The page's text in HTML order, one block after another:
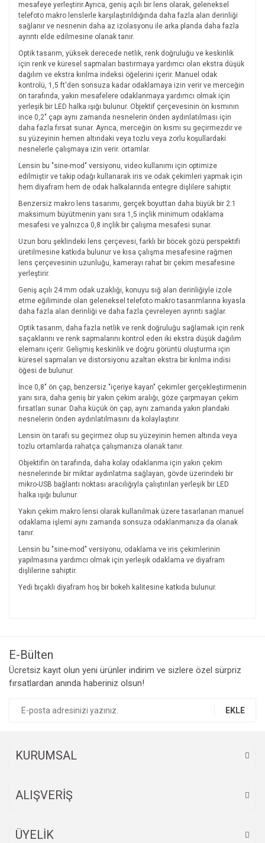
mesafeye yerleştirir.Ayrıca, geniş açılı bir lens olarak, geleneksel
telefoto makro lenslerle karşılaştırıldığında daha fazla alan derinliği
sağlanır ve nesnenin daha az izolasyonu ile arka planda daha fazla
ayrıntı elde edilmesine olanak tanır.
Optik tasarım, yüksek derecede netlik, renk doğruluğu ve keskinlik
için renk ve küresel sapmaları bastırmaya yardımcı olan ekstra düşük
dağılım ve ekstra kırılma indeksi öğelerini içerir. Manuel odak
kontrolü, 1,5 ft'den sonsuza kadar odaklamaya izin verir ve merceğin
ön tarafında, yakın mesafelere odaklanmaya yardımcı olmak için
yerleşik bir LED halka ışığı bulunur. Objektif çerçevesinin ön kısmının
ince 0,2" çapı aynı zamanda nesnelerin önden aydınlatılması için
daha fazla fırsat sunar. Ayrıca, merceğin ön kısmı su geçirmezdir ve
su yüzeyinin hemen altındaki veya tozlu veya zorlu koşullardaki
nesnelerle çalışmaya izin verir. ortamlar.
Lensin bu "sine-mod" versiyonu, video kullanımı için optimize
edilmiştir ve takip odağı kullanarak iris ve odak çekimleri yapmak için
hem diyafram hem de odak halkalarında entegre dişlilere sahiptir.
Benzersiz makro lens tasarımı, gerçek boyuttan daha büyük bir 2:1
maksimum büyütmenin yanı sıra 1,5 inçlik minimum odaklama
mesafesi ve yalnızca 0,8 inçlik bir çalışma mesafesi sunar.
Uzun boru şeklindeki lens çerçevesi, farklı bir böcek gözü perspektifi
üretilmesine katkıda bulunur ve kısa çalışma mesafesine rağmen
lens çerçevesinin uzunluğu, kamerayı rahat bir çekim mesafesine
yerleştirir.
Geniş açılı 24 mm odak uzaklığı, konuyu sığ alan derinliğiyle izole
etme eğiliminde olan geleneksel telefoto makro tasarımlarına kıyasla
daha fazla alan derinliği ve daha fazla çevreleyen ayrıntı sağlar.
Optik tasarım, daha fazla netlik ve renk doğruluğu sağlamak için renk
saçaklarını ve renk sapmalarını kontrol eden iki ekstra düşük dağılım
elemanı içerir. Gelişmiş keskinlik ve doğru görüntü oluşturma için
küresel sapmaları ve distorsiyonu azaltan ekstra bir kırılma indisi
öğesi de bulunur.
İnce 0,8" ön çap, benzersiz "içeriye kayan" çekimler gerçekleştirmenin
yanı sıra, daha geniş bir yakın çekim aralığı, göze çarpmayan çekim
fırsatları sunar. Daha küçük ön çap, aynı zamanda yakın plandaki
nesnelerin önden aydınlatılmasını da kolaylaştırır.
Lensin ön tarafı su geçirmez olup su yüzeyinin hemen altında veya
tozlu ortamlarda rahatça çalışmanıza olanak tanır.
Objektifin ön tarafında, daha kolay odaklanma için yakın çekim
nesnelerinde bir miktar aydınlatma sağlayan, gövde üzerindeki bir
mikro-USB bağlantı noktası aracılığıyla çalıştırılan yerleşik bir LED
halka ışığı bulunur.
Yakın çekim makro lensi olarak kullanılmak üzere tasarlanan manuel
odaklama işlemi aynı zamanda sonsuza odaklanmanıza da olanak
tanır.
Lensin bu "sine-mod" versiyonu, odaklama ve iris çekimlerinin
yapılmasına yardımcı olmak için yerleşik odaklama ve diyafram
dişlilerine sahiptir.
Yedi bıçaklı diyafram hoş bir bokeh kalitesine katkıda bulunur.
Ürün resmi kalitesiz, bozuk veya görüntülenemiyor.
Ürün açıklamasında eksik bilgiler bulunuyor.
E-Bülten
Ücretsiz kayıt olun yeni ürünler indirim ve sizlere özel sürpriz
fırsatlardan anında haberiniz olsun!
EKLE
KURUMSAL
ALIŞVERİŞ
ÜYELİK